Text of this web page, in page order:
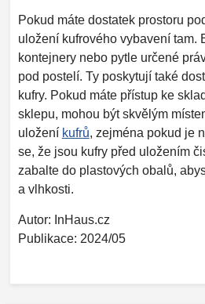
Pokud máte dostatek prostoru
uložení kufrového vybavení tam.
kontejnery nebo pytle určené
pod postelí. Ty poskytují také
kufry. Pokud máte přístup ke
sklepu, mohou být skvělým
uložení kufrů, zejména pokud je
se, že jsou kufry před uložením
zabalte do plastových obalů,
a vlhkosti.
Autor: InHaus.cz
Publikace: 2024/05